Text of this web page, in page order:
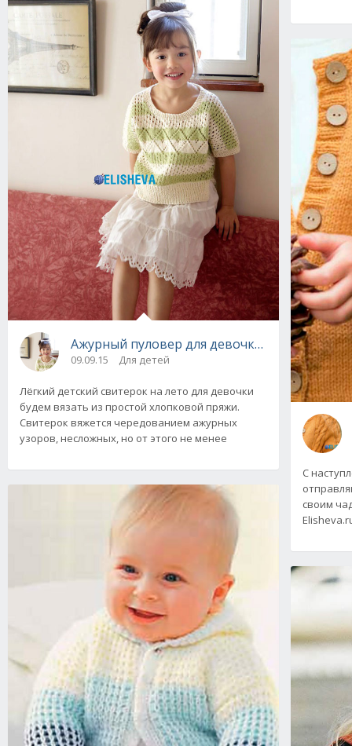
Ажурный пуловер для девочки с
09.09.15 Для детей
Лёгкий детский свитерок на лето для девочки
будем вязать из простой хлопковой пряжи.
Свитерок вяжется чередованием ажурных
узоров, несложных, но от этого не менее
С
своим